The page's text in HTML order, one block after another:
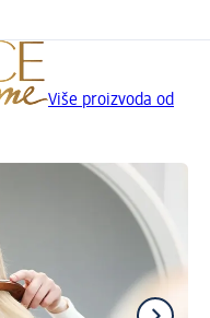
Više proizvoda od